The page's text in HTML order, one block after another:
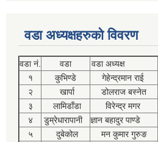
वडा अध्यक्षहरुको विवरण
वडा नं. वडा वडा अध्यक्ष
१
कुभिण्डे गेहेन्द्रमान राई
२
खार्पा डोलराज बस्नेत
३
लामिडाँडा विरेन्द्र मगर
४
डुम्रेधारापानी ज्ञान बहादुर पाण्डे
५
दुबेकोल मन कुमार गुरुङ